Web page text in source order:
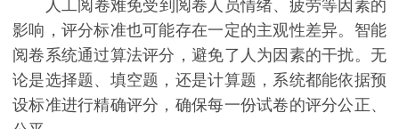
人工阅卷难免受到阅卷人员情绪、疲劳等因素的
影响，评分标准也可能存在一定的主观性差异。智能
阅卷系统通过算法评分，避免了人为因素的干扰。无
论是选择题、填空题，还是计算题，系统都能依据预
设标准进行精确评分，确保每一份试卷的评分公正、